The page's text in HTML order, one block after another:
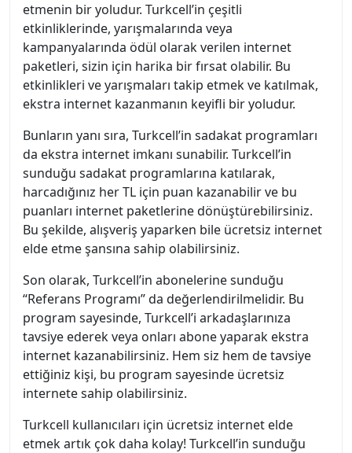
etmenin bir yoludur. Turkcell’in çeşitli
etkinliklerinde, yarışmalarında veya
kampanyalarında ödül olarak verilen internet
paketleri, sizin için harika bir fırsat olabilir. Bu
etkinlikleri ve yarışmaları takip etmek ve katılmak,
ekstra internet kazanmanın keyifli bir yoludur.
Bunların yanı sıra, Turkcell’in sadakat programları
da ekstra internet imkanı sunabilir. Turkcell’in
sunduğu sadakat programlarına katılarak,
harcadığınız her TL için puan kazanabilir ve bu
puanları internet paketlerine dönüştürebilirsiniz.
Bu şekilde, alışveriş yaparken bile ücretsiz internet
elde etme şansına sahip olabilirsiniz.
Son olarak, Turkcell’in abonelerine sunduğu
“Referans Programı” da değerlendirilmelidir. Bu
program sayesinde, Turkcell’i arkadaşlarınıza
tavsiye ederek veya onları abone yaparak ekstra
internet kazanabilirsiniz. Hem siz hem de tavsiye
ettiğiniz kişi, bu program sayesinde ücretsiz
internete sahip olabilirsiniz.
Turkcell kullanıcıları için ücretsiz internet elde
etmek artık çok daha kolay! Turkcell’in sunduğu